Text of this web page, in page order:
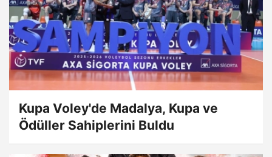
Kupa Voley'de Madalya, Kupa ve
Ödüller Sahiplerini Buldu